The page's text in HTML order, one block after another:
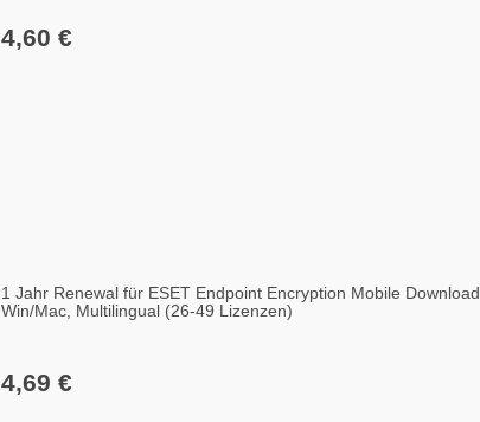
4,60 €
1 Jahr Renewal für ESET Endpoint Encryption Mobile Download
Win/Mac, Multilingual (26-49 Lizenzen)
4,69 €